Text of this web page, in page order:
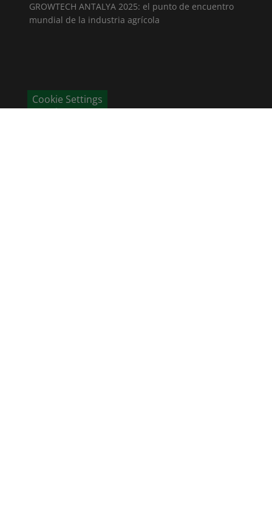
GROWTECH ANTALYA 2025: el punto de encuentro
mundial de la industria agrícola
CONTÁCTENOS
Cookie Settings